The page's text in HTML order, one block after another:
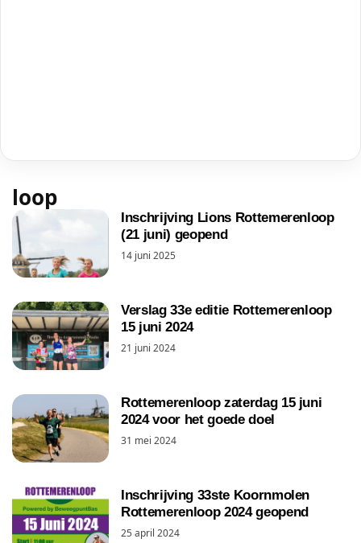
loop
Inschrijving Lions Rottemerenloop
(21 juni) geopend
14 juni 2025
Verslag 33e editie Rottemerenloop
15 juni 2024
21 juni 2024
Rottemerenloop zaterdag 15 juni
2024 voor het goede doel
31 mei 2024
Inschrijving 33ste Koornmolen
Rottemerenloop 2024 geopend
25 april 2024